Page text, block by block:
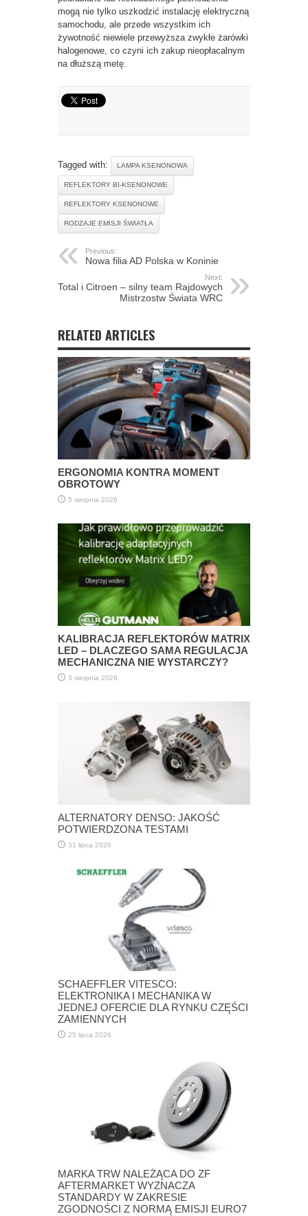
mogą nie tylko uszkodzić instalację elektryczną
samochodu, ale przede wszystkim ich
żywotność niewiele przewyższa zwykłe żarówki
halogenowe, co czyni ich zakup nieopłacalnym
na dłuższą metę.
Tagged with: LAMPA KSENONOWA
REFLEKTORY BI-KSENONOWE
REFLEKTORY KSENONOWE
RODZAJE EMISJI ŚWIATŁA
Previous:
Nowa filia AD Polska w Koninie
Next:
Total i Citroen – silny team Rajdowych
Mistrzostw Świata WRC
RELATED ARTICLES
ERGONOMIA KONTRA MOMENT
OBROTOWY
5 sierpnia 2026
KALIBRACJA REFLEKTORÓW MATRIX
LED – DLACZEGO SAMA REGULACJA
MECHANICZNA NIE WYSTARCZY?
3 sierpnia 2026
ALTERNATORY DENSO: JAKOŚĆ
POTWIERDZONA TESTAMI
31 lipca 2026
SCHAEFFLER VITESCO:
ELEKTRONIKA I MECHANIKA W
JEDNEJ OFERCIE DLA RYNKU CZĘŚCI
ZAMIENNYCH
25 lipca 2026
MARKA TRW NALEŻĄCA DO ZF
AFTERMARKET WYZNACZA
STANDARDY W ZAKRESIE
ZGODNOŚCI Z NORMĄ EMISJI EURO7